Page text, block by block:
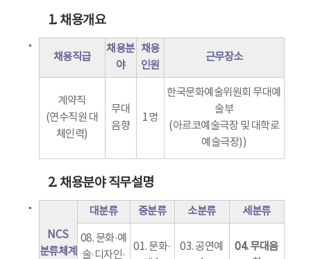
1. 채용개요
채용직급
채용분
야
채용
인원
근무장소
계약직
(연수직원 대
체인력)
무대
음향
1명
한국문화예술위원회 무대예
술부
(아르코예술극장 및 대학로
예술극장))
2. 채용분야 직무설명
NCS
분류체계
대분류 중분류 소분류 세분류
08. 문화·예
술·디자인·
01. 문화·
03. 공연예
04. 무대음